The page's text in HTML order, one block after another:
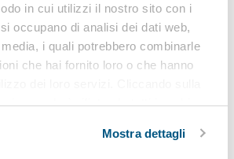
in cui utilizzi il nostro sito con i
occupano di analisi dei dati web,
i quali potrebbero combinarle
che hai fornito loro o che hanno
si procederà rifiutando tutti i cookie,
Mostra dettagli